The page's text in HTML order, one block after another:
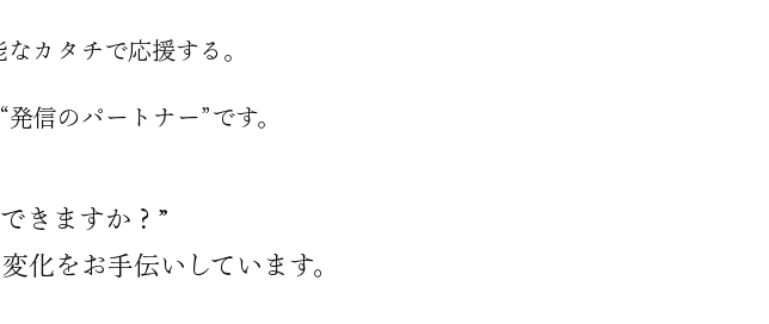
カタチで応援する。
信のパートナー”です。
きますか？”
をお手伝いしています。